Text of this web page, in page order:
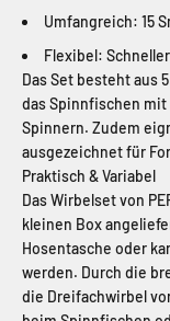
Umfangreich: 15
Flexibel:
Das Set besteht aus
das Spinnfischen
Spinnern. Zudem
ausgezeichnet für
Praktisch & Variabel
Das Wirbelset von
kleinen Box
Hosentasche oder
werden. Durch die
die Dreifachwirbel